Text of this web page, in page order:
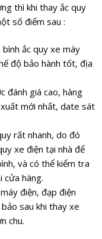
thì khi thay ắc quy
số điểm sau :
ắc quy xe máy
độ bảo hành tốt, địa
đánh giá cao, hàng
mới nhất, date sát
rất nhanh, do đó
xe điện tại nhà để
và có thể kiểm tra
cửa hàng.
điện, đạp điện
sau khi thay xe
chu.